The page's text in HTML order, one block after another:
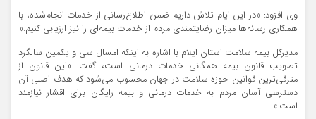
وی افزود: «در این ایام تلاش داریم ضمن اطلاع‌رسانی از خدمات انجام‌شده، با
همکاری رسانه‌ها میزان رضایتمندی مردم از خدمات بیمه‌ای را نیز ارزیابی کنیم.»
مدیرکل بیمه سلامت استان ایلام با اشاره به اینکه امسال سی و یکمین سالگرد
تصویب قانون بیمه همگانی خدمات درمانی است، گفت: «این قانون از
مترقی‌ترین قوانین حوزه سلامت در جهان محسوب می‌شود که هدف اصلی آن
دسترسی آسان مردم به خدمات درمانی و بیمه رایگان برای اقشار نیازمند
است.»